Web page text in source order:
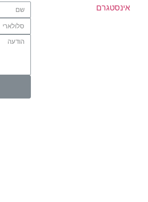
אינסטגרם